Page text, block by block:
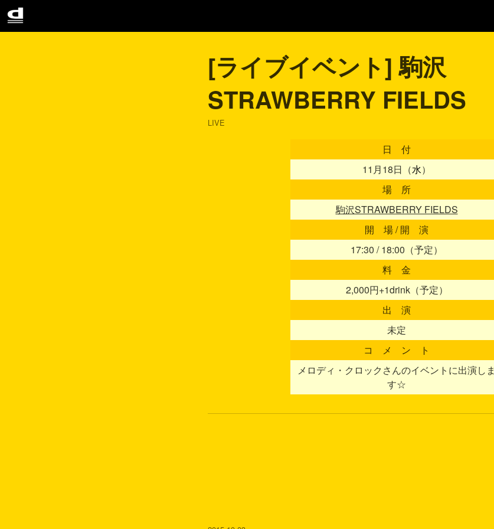
[ライブイベント] 駒沢
STRAWBERRY FIELDS
LIVE
日 付
11月18日（水）
場 所
駒沢STRAWBERRY FIELDS
開 場 / 開 演
17:30 / 18:00（予定）
料 金
2,000円+1drink（予定）
出 演
未定
コ メ ン ト
メロディ・クロックさんのイベントに出演しま
す☆